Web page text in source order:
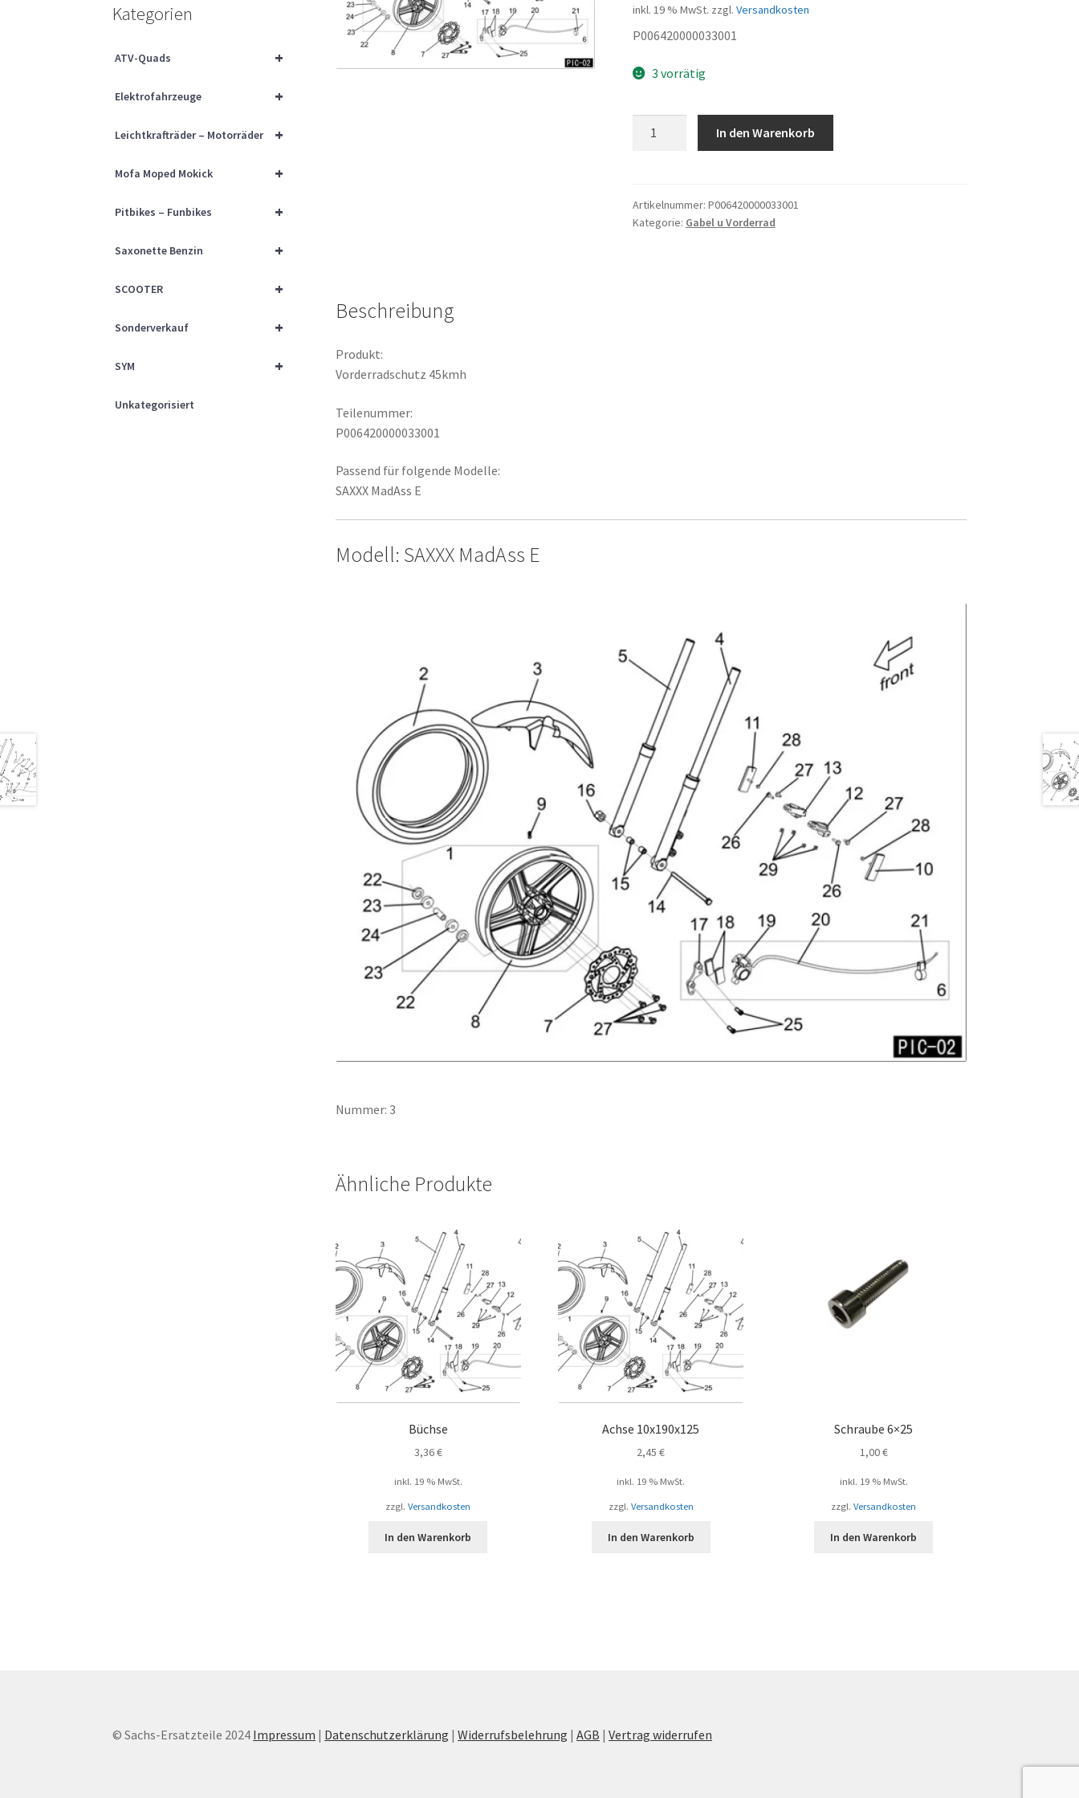
inkl. 19 % MwSt. zzgl. Versandkosten
P006420000033001
3 vorrätig
In den Warenkorb
Artikelnummer: P006420000033001
Kategorie: Gabel u Vorderrad
Beschreibung
Produkt:
Vorderradschutz 45kmh
Teilenummer:
P006420000033001
Passend für folgende Modelle:
SAXXX MadAss E
Modell: SAXXX MadAss E
Nummer: 3
Ähnliche Produkte
Büchse
3,36€
inkl. 19 % MwSt.
zzgl.Versandkosten
In den Warenkorb
Achse 10x190x125
2,45€
inkl. 19 % MwSt.
zzgl. Versandkosten
In den Warenkorb
Schraube 6×25
1,00€
inkl. 19 % MwSt.
zzgl.Versandkosten
In den Warenkorb
Kategorien
+
ATV-Quads
+
Elektrofahrzeuge
+
Leichtkrafträder – Motorräder
+
Mofa Moped Mokick
+
Pitbikes – Funbikes
+
Saxonette Benzin
+
SCOOTER
+
Sonderverkauf
+
SYM
Unkategorisiert
© Sachs-Ersatzteile 2024 Impressum | Datenschutzerklärung |Widerrufsbelehrung |AGB |Vertrag widerrufen